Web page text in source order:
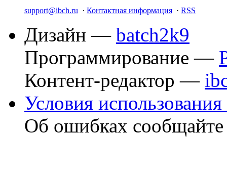
support@ibch.ru · Контактная информация · RSS
Дизайн — batch2k9
Программирование —
Контент-редактор —
Условия использования
Об ошибках